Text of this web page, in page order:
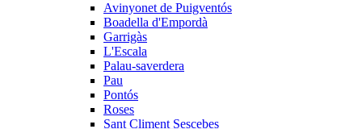
Avinyonet de Puigventós
Boadella d'Empordà
Garrigàs
L'Escala
Palau-saverdera
Pau
Pontós
Roses
Sant Climent Sescebes